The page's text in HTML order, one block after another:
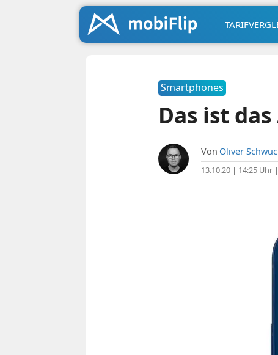
Smartphones
Das ist
Von Oliver
13.10.20 | 14:25 Uhr|